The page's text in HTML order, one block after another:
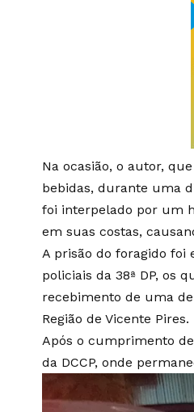
Na ocasião, o autor,
bebidas, durante uma
foi interpelado por um
em suas costas,
A prisão do foragido foi
policiais da 38ª DP, os
recebimento de uma
Região de Vicente Pires.
Após o cumprimento
da DCCP, onde